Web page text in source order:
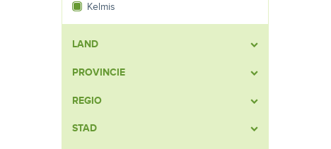
Kelmis
LAND
PROVINCIE
REGIO
STAD